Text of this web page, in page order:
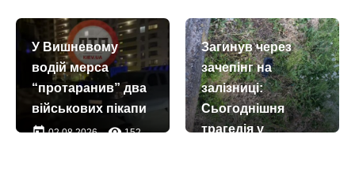
комплексного
обслуговування
для бездомних
осіб
today23.07.2026 remove_red_eye2165
У Вишневому
водій мерса
“протаранив” два
військових пікапи
today02.08.2026 remove_red_eye152
Загинув через
зачепінг на
залізниці:
Сьогоднішня
трагедія у